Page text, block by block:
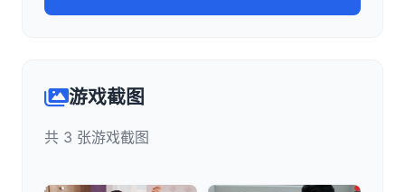
游戏截图
共 3 张游戏截图